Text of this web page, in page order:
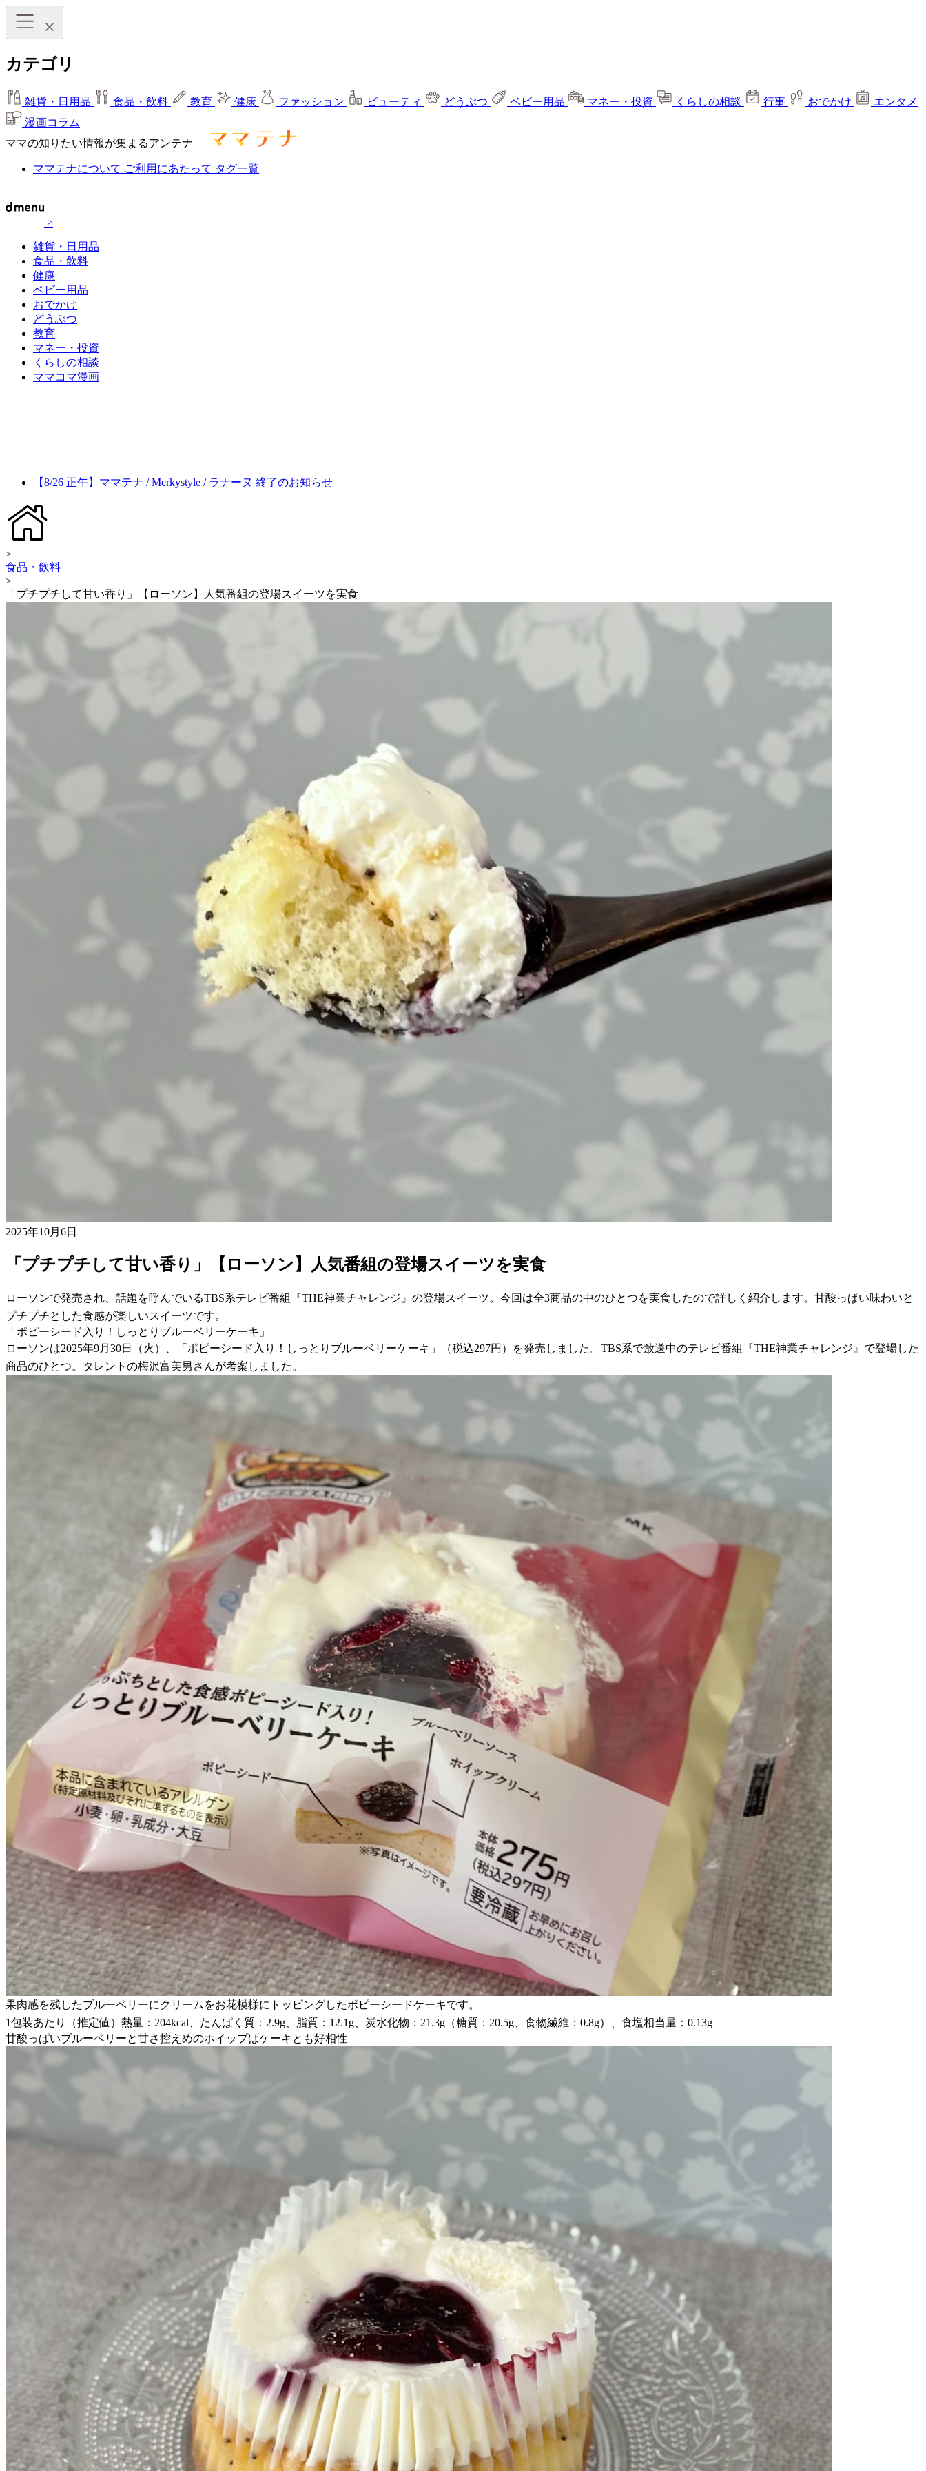
カテゴリ
雑貨・日用品 食品・飲料 教育 健康 ファッション ビューティ どうぶつ ベビー用品 マネー・投資 くらしの相談 行事 おでかけ
エンタメ
漫画コラム
ママの知りたい情報が集まるアンテナ
ママテナについて ご利用にあたって タグ一覧
>
雑貨・日用品
食品・飲料
健康
ベビー用品
おでかけ
どうぶつ
教育
マネー・投資
くらしの相談
ママコマ漫画
【8/26 正午】ママテナ / Merkystyle / ラナーヌ 終了のお知らせ
>
食品・飲料
>
「プチプチして甘い香り」【ローソン】人気番組の登場スイーツを実食
2025年10月6日
「プチプチして甘い香り」【ローソン】人気番組の登場スイーツを実食
ローソンで発売され、話題を呼んでいるTBS系テレビ番組『THE神業チャレンジ』の登場スイーツ。今回は全3商品の中のひとつを実食したので詳しく紹介します。甘酸っぱい味わいと
プチプチとした食感が楽しいスイーツです。
「ポピーシード入り！しっとりブルーベリーケーキ」
ローソンは2025年9月30日（火）、「ポピーシード入り！しっとりブルーベリーケーキ」（税込297円）を発売しました。TBS系で放送中のテレビ番組『THE神業チャレンジ』で登場した
商品のひとつ。タレントの梅沢富美男さんが考案しました。
果肉感を残したブルーベリーにクリームをお花模様にトッピングしたポピーシードケーキです。
1包装あたり（推定値）熱量：204kcal、たんぱく質：2.9g、脂質：12.1g、炭水化物：21.3g（糖質：20.5g、食物繊維：0.8g）、食塩相当量：0.13g
甘酸っぱいブルーベリーと甘さ控えめのホイップはケーキとも好相性